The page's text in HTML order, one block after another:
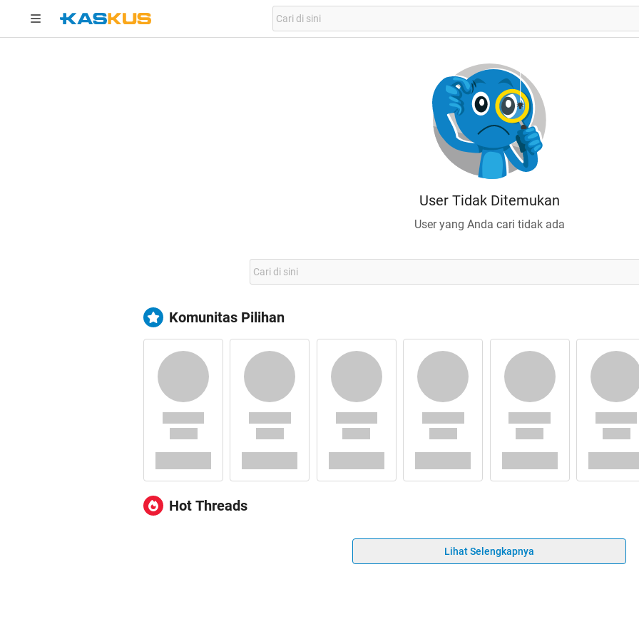
User Tidak Ditemukan
User yang Anda cari tidak ada
Komunitas Pilihan
Hot Threads
Lihat Selengkapnya